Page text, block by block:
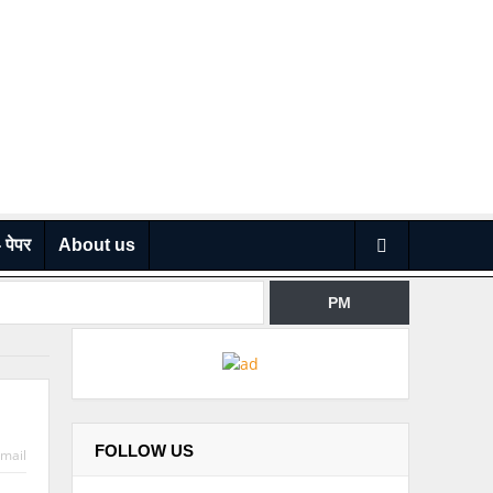
पेपर About us
PM
FOLLOW US